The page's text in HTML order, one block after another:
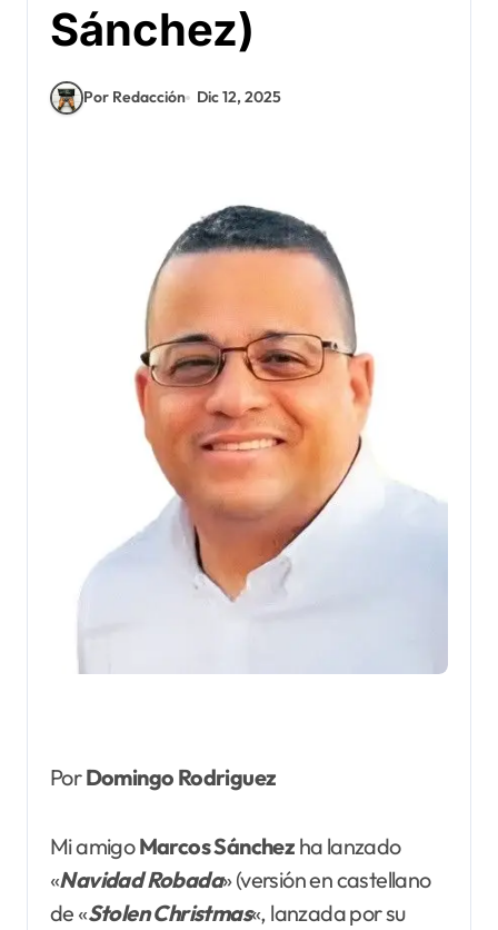
Sánchez)
Por Redacción Dic 12, 2025
PorDomingo Rodriguez
Mi amigoMarcos Sánchez ha lanzado
«NavidadRobada» (versión en castellano
de «StolenChristmas«, lanzada por su